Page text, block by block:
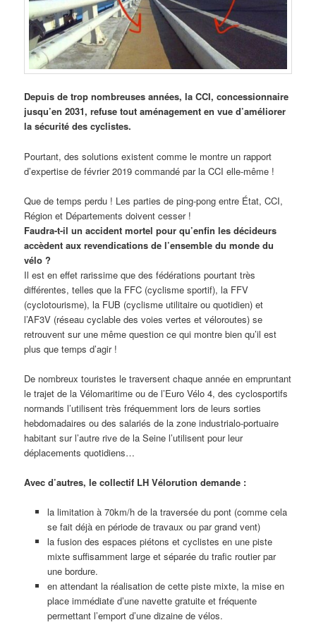
Depuis de trop nombreuses années, la CCI, concessionnaire
jusqu’en 2031, refuse tout aménagement en vue d’améliorer
la sécurité des cyclistes.
Pourtant, des solutions existent comme le montre un rapport
d’expertise de février 2019 commandé par la CCI elle-même !
Que de temps perdu ! Les parties de ping-pong entre État, CCI,
Région et Départements doivent cesser !
Faudra-t-il un accident mortel pour qu’enfin les décideurs
accèdent aux revendications de l’ensemble du monde du
vélo ?
Il est en effet rarissime que des fédérations pourtant très
différentes, telles que la FFC (cyclisme sportif), la FFV
(cyclotourisme), la FUB (cyclisme utilitaire ou quotidien) et
l’AF3V (réseau cyclable des voies vertes et véloroutes) se
retrouvent sur une même question ce qui montre bien qu’il est
plus que temps d’agir !
De nombreux touristes le traversent chaque année en empruntant
le trajet de la Vélomaritime ou de l’Euro Vélo 4, des cyclosportifs
normands l’utilisent très fréquemment lors de leurs sorties
hebdomadaires ou des salariés de la zone industrialo-portuaire
habitant sur l’autre rive de la Seine l’utilisent pour leur
déplacements quotidiens…
Avec d’autres, le collectif LH Vélorution demande :
la limitation à 70km/h de la traversée du pont (comme cela
se fait déjà en période de travaux ou par grand vent)
la fusion des espaces piétons et cyclistes en une piste
mixte suffisamment large et séparée du trafic routier par
une bordure.
en attendant la réalisation de cette piste mixte, la mise en
place immédiate d’une navette gratuite et fréquente
permettant l’emport d’une dizaine de vélos.